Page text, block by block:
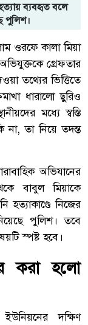
ব্যবহৃত বলে
পুলিশ।
ওরফে কালা মিয়া
গ্রেফতার
তথ্যের ভিত্তিতে
ধারালো ছুরিও
মধ্যে স্বস্তি
তা নিয়ে তদন্ত
অভিযানের
বাবুল মিয়াকে
হত্যাকাণ্ডে নিজের
পুলিশ। তবে
স্পষ্ট হবে।
করা হলো
দক্ষিণ